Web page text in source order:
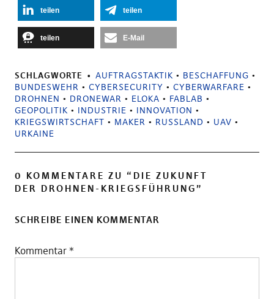
teilen teilen
teilen E-Mail
SCHLAGWORTE AUFTRAGSTAKTIK • BESCHAFFUNG •
BUNDESWEHR • CYBERSECURITY • CYBERWARFARE •
DROHNEN • DRONEWAR • ELOKA • FABLAB •
GEOPOLITIK • INDUSTRIE • INNOVATION •
KRIEGSWIRTSCHAFT • MAKER • RUSSLAND • UAV •
URKAINE
0 KOMMENTARE ZU “ DIE ZUKUNFT
DER DROHNEN-KRIEGSFÜHRUNG”
SCHREIBE EINEN KOMMENTAR
Kommentar *